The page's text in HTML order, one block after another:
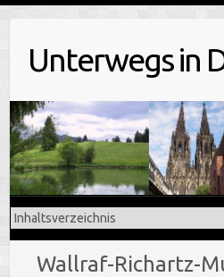
Unterwegs in
Wallraf-Richartz-